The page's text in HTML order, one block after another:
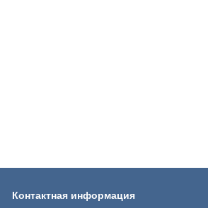
Контактная информация